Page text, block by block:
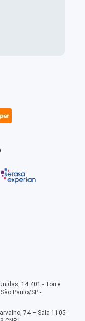
14.401 - Torre
Paulo/SP -
74 – Sala 1105